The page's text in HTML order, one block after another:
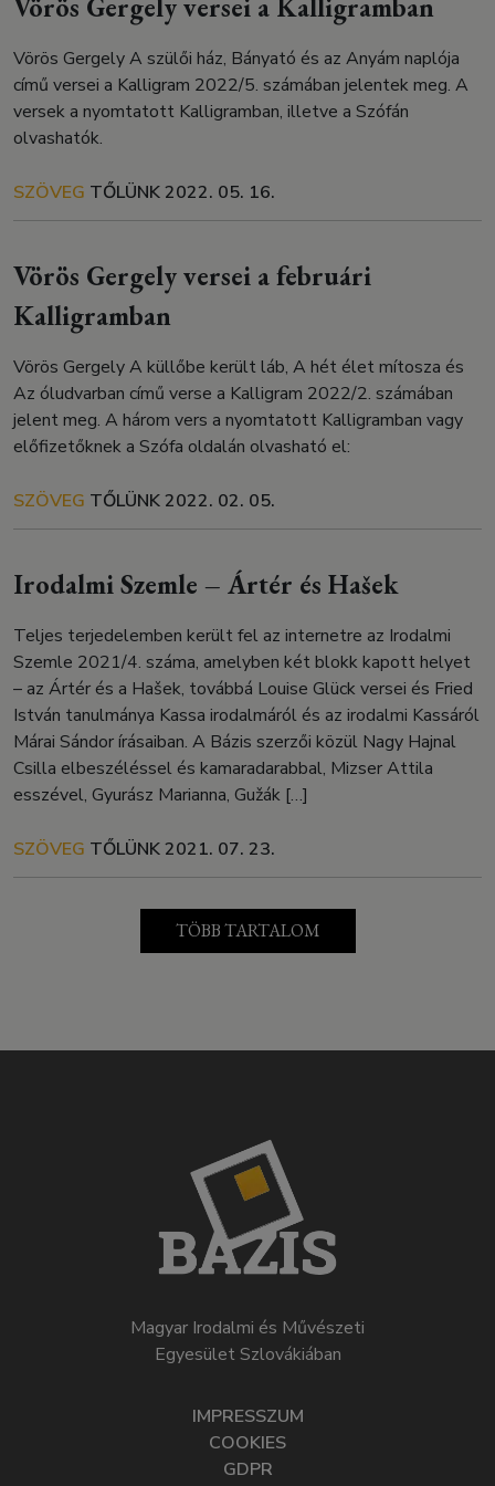
Vörös Gergely versei a Kalligramban
Vörös Gergely A szülői ház, Bányató és az Anyám naplója
című versei a Kalligram 2022/5. számában jelentek meg. A
versek a nyomtatott Kalligramban, illetve a Szófán
olvashatók.
SZÖVEG TŐLÜNK2022. 05. 16.
Vörös Gergely versei a februári
Kalligramban
Vörös Gergely A küllőbe került láb, A hét élet mítosza és
Az óludvarban című verse a Kalligram 2022/2. számában
jelent meg. A három vers a nyomtatott Kalligramban vagy
előfizetőknek a Szófa oldalán olvasható el:
SZÖVEG TŐLÜNK2022. 02. 05.
Irodalmi Szemle – Ártér és Hašek
Teljes terjedelemben került fel az internetre az Irodalmi
Szemle 2021/4. száma, amelyben két blokk kapott helyet
– az Ártér és a Hašek, továbbá Louise Glück versei és Fried
István tanulmánya Kassa irodalmáról és az irodalmi Kassáról
Márai Sándor írásaiban. A Bázis szerzői közül Nagy Hajnal
Csilla elbeszéléssel és kamaradarabbal, Mizser Attila
esszével, Gyurász Marianna, Gužák […]
SZÖVEG TŐLÜNK2021. 07. 23.
TÖBB TARTALOM
Magyar Irodalmi és Művészeti
Egyesület Szlovákiában
IMPRESSZUM
COOKIES
GDPR